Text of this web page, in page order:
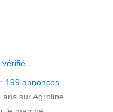
vérifié
199 annonces
ans sur Agroline